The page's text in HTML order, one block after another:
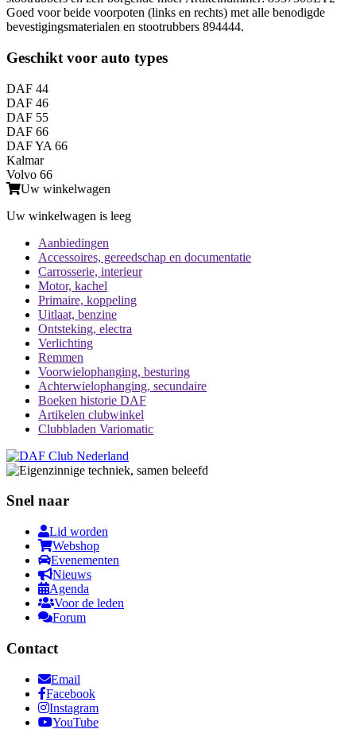
Goed voor beide voorpoten (links en rechts) met alle benodigde
bevestigingsmaterialen en stootrubbers 894444.
Geschikt voor auto types
DAF 44
DAF 46
DAF 55
DAF 66
DAF YA 66
Kalmar
Volvo 66
Uw winkelwagen
Uw winkelwagen is leeg
Aanbiedingen
Accessoires, gereedschap en documentatie
Carrosserie, interieur
Motor, kachel
Primaire, koppeling
Uitlaat, benzine
Ontsteking, electra
Verlichting
Remmen
Voorwielophanging, besturing
Achterwielophanging, secundaire
Boeken historie DAF
Artikelen clubwinkel
Clubbladen Variomatic
Snel naar
Lid worden
Webshop
Evenementen
Nieuws
Agenda
Voor de leden
Forum
Contact
Email
Facebook
Instagram
YouTube